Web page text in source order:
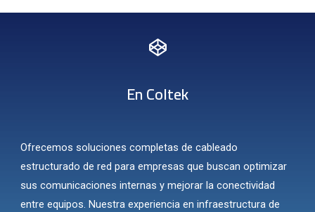
En Coltek
Ofrecemos soluciones completas decableado
estructurado de red para empresas que buscan optimizar
sus comunicaciones internas y mejorar la conectividad
entre equipos. Nuestra experiencia eninfraestructura de